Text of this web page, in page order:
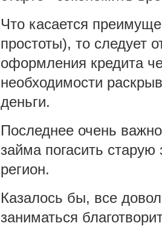
Что касается
простоты), то следует
оформления кредита
необходимости
деньги.
Последнее очень
займа погасить старую
регион.
Казалось бы, все
заниматься